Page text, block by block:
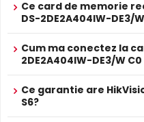
zona monitorizata.
True WDR
oferita
camerei HikVision DS-
compenseaza atat
Ce card de memorie
DS-2DE2A404IW-DE3/
Cum ma conectez la
2DE2A404IW-DE3/W
Ce garantie are
S6?